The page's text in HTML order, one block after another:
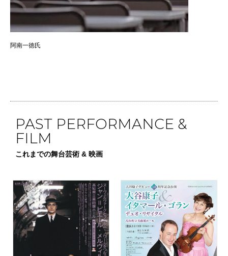
阿南一徳氏
PAST PERFORMANCE &
FILM
これまでの舞台芸術 & 映画